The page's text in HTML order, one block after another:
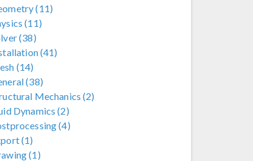
(11)
(11)
(38)
(41)
(14)
(38)
Mechanics (2)
Dynamics (2)
(4)
(1)
(1)